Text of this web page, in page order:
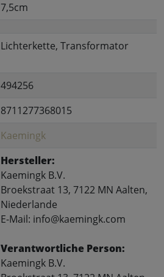
7,5cm
Lichterkette, Transformator
494256
8711277368015
Kaemingk
Hersteller:
Kaemingk B.V.
Broekstraat 13, 7122 MN Aalten,
Niederlande
E-Mail: info@kaemingk.com
Verantwortliche Person:
Kaemingk B.V.